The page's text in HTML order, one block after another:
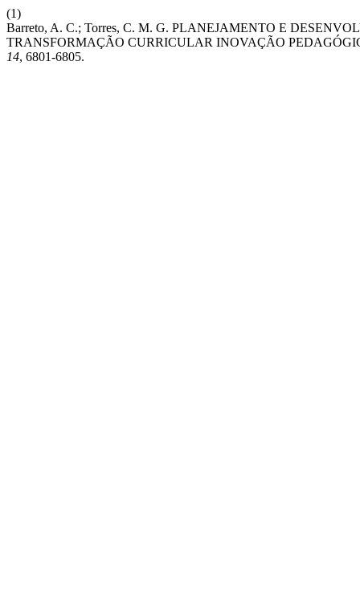
(1)
Barreto, A. C.; Torres, C. M. G. PLANEJAMENTO E
TRANSFORMAÇÃO CURRICULAR INOVAÇÃO
14, 6801-6805.